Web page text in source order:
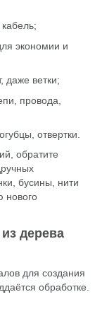
экономии и
даже ветки;
провода,
отвертки.
обратите
бусины, нити
нового
дерева
для создания
обработке.